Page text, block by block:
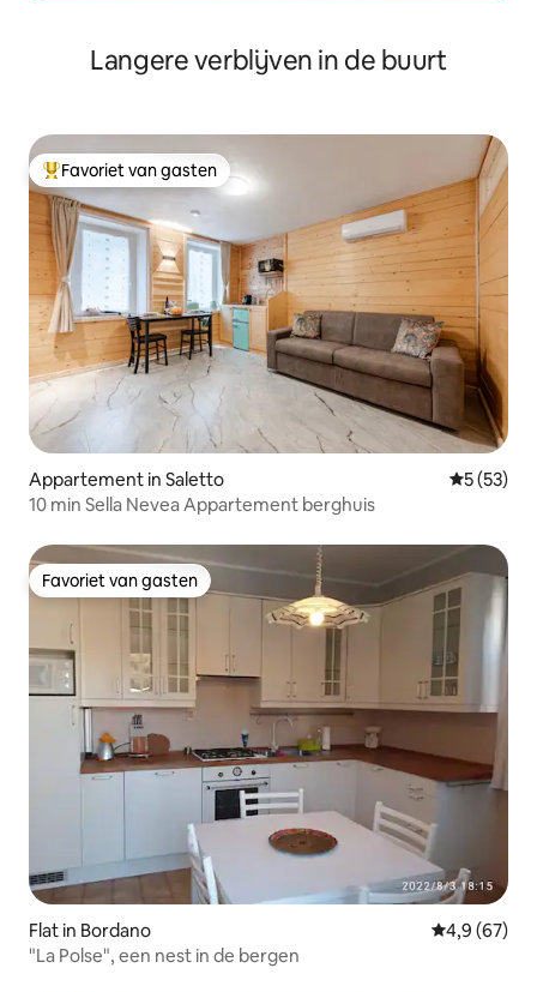
Langere verblijven in de buurt
Topfavoriet van gasten
Favoriet van gasten
Appartement in Saletto
5 (53)
10 min Sella Nevea Appartement berghuis
Favoriet van gasten
Favoriet van gasten
Flat in Bordano Gemiddelde
4,9 (67)
"La Polse", een nest in de bergen